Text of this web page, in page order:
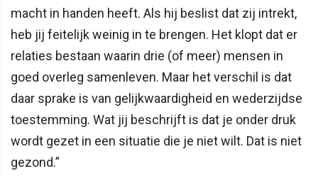
macht in handen heeft. Als hij beslist dat zij intrekt,
heb jij feitelijk weinig in te brengen. Het klopt dat er
relaties bestaan waarin drie (of meer) mensen in
goed overleg samenleven. Maar het verschil is dat
daar sprake is van gelijkwaardigheid en wederzijdse
toestemming. Wat jij beschrijft is dat je onder druk
wordt gezet in een situatie die je niet wilt. Dat is niet
gezond.”